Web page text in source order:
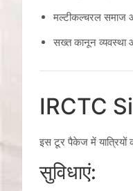
मल्टीकल्चरल समाज
सख्त कानून व्यवस्था
IRCTC
इस टूर पैकेज में यात्रियों
सुविधाएं: